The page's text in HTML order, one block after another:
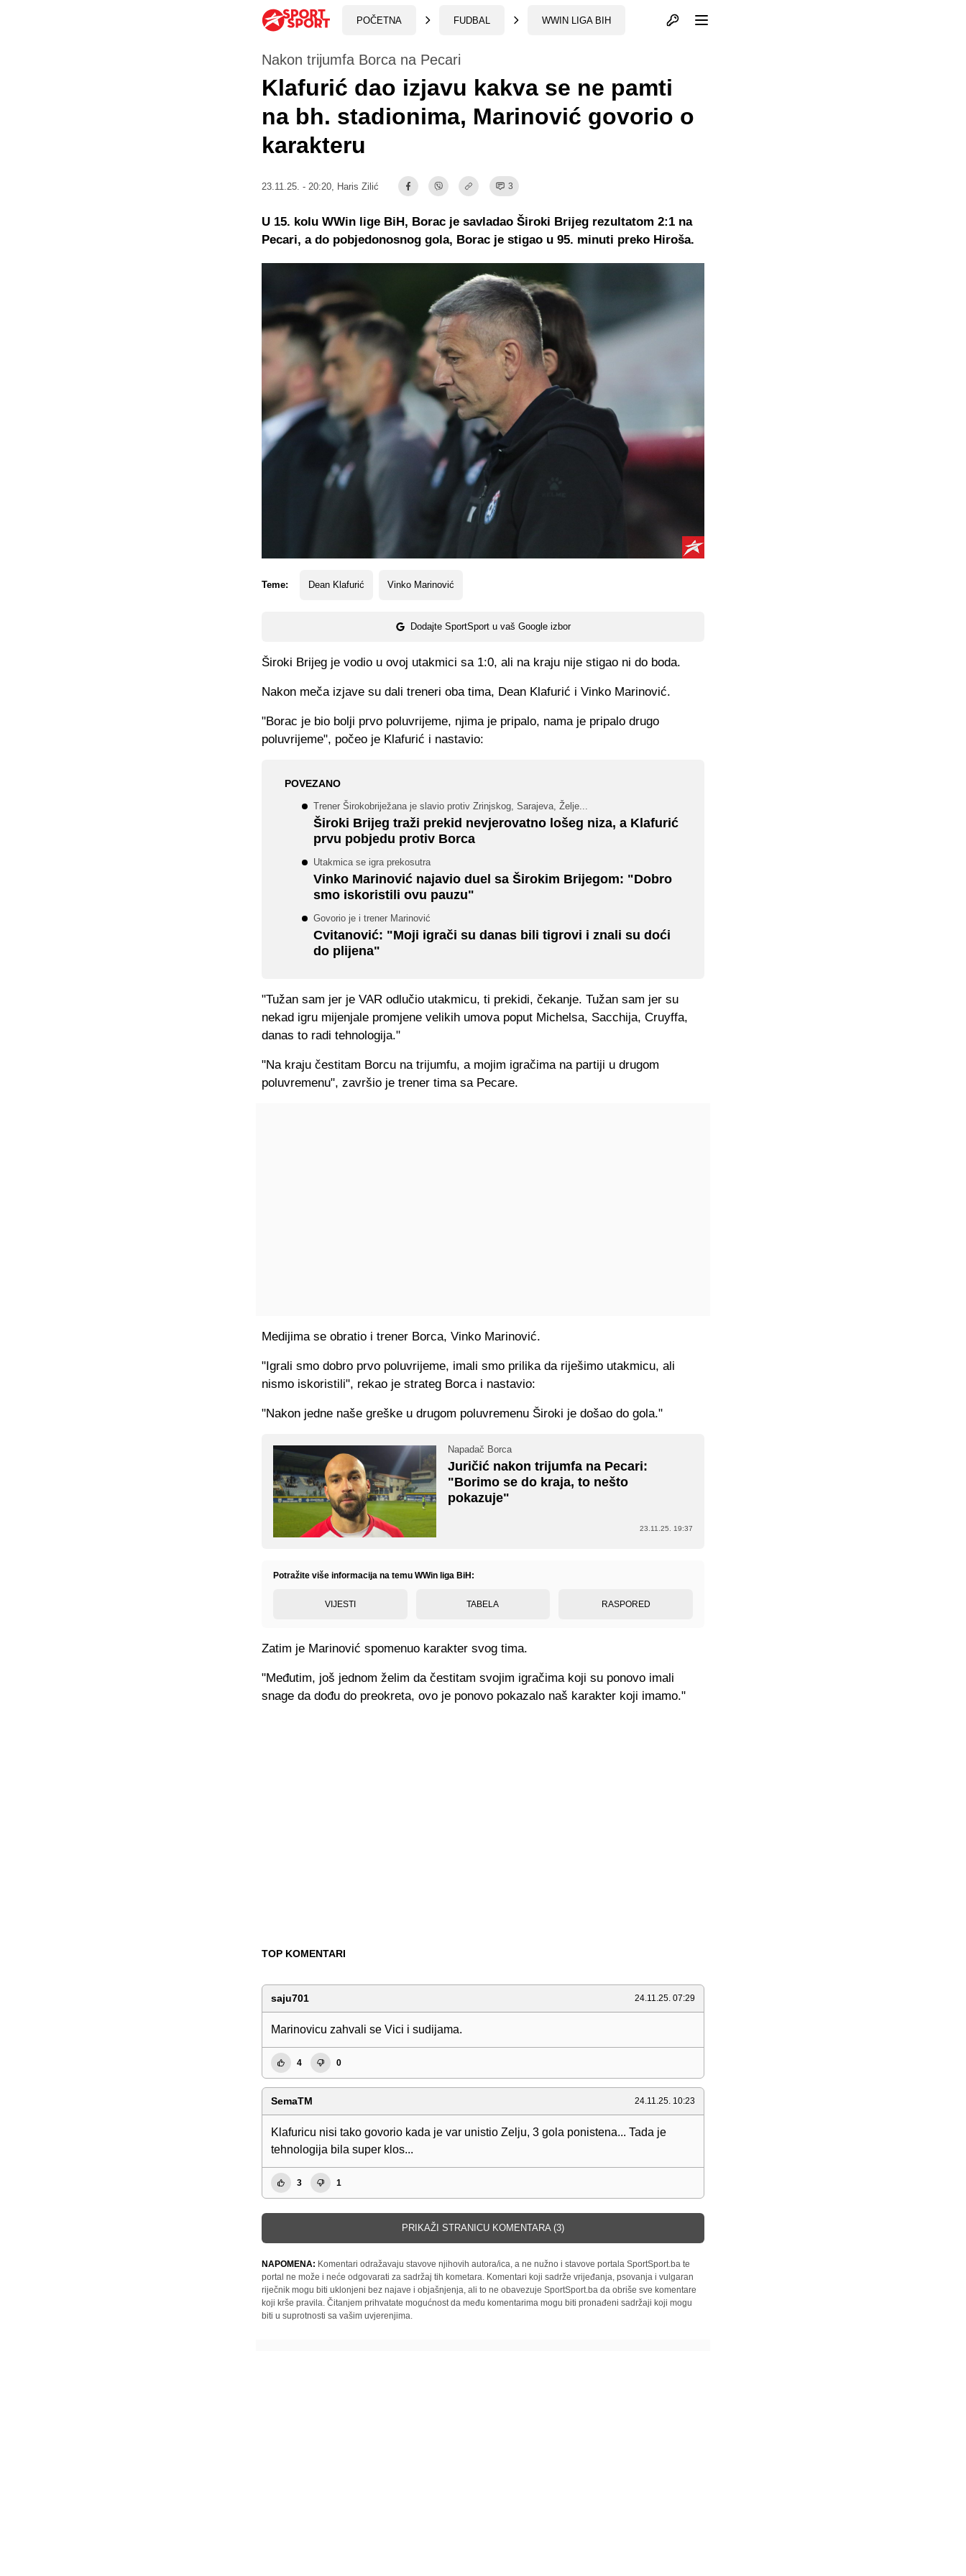
POČETNA FUDBAL WWIN LIGA BIH Otvori profil
Nakon trijumfa Borca na Pecari
Klafurić dao izjavu kakva se ne pamti
na bh. stadionima, Marinović govorio o
karakteru
23.11.25. - 20:20, Haris Zilić 3
Teme: Dean Klafurić Vinko Marinović
Dodajte SportSport u vaš Google izbor
U 15. kolu WWin lige BiH, Borac je savladao Široki Brijeg rezultatom 2:1 na
Pecari, a do pobjedonosnog gola, Borac je stigao u 95. minuti preko Hiroša.
Široki Brijeg je vodio u ovoj utakmici sa 1:0, ali na kraju nije stigao ni do boda.
Nakon meča izjave su dali treneri oba tima, Dean Klafurić i Vinko Marinović.
"Borac je bio bolji prvo poluvrijeme, njima je pripalo, nama je pripalo drugo
poluvrijeme", počeo je Klafurić i nastavio:
POVEZANO
Trener Širokobriježana je slavio protiv Zrinjskog, Sarajeva, Želje...
Široki Brijeg traži prekid nevjerovatno lošeg niza, a Klafurić
prvu pobjedu protiv Borca
Utakmica se igra prekosutra
Vinko Marinović najavio duel sa Širokim Brijegom: "Dobro
smo iskoristili ovu pauzu"
Govorio je i trener Marinović
Cvitanović: "Moji igrači su danas bili tigrovi i znali su doći
do plijena"
"Tužan sam jer je VAR odlučio utakmicu, ti prekidi, čekanje. Tužan sam jer su
nekad igru mijenjale promjene velikih umova poput Michelsa, Sacchija, Cruyffa,
danas to radi tehnologija."
"Na kraju čestitam Borcu na trijumfu, a mojim igračima na partiji u drugom
poluvremenu", završio je trener tima sa Pecare.
Medijima se obratio i trener Borca, Vinko Marinović.
"Igrali smo dobro prvo poluvrijeme, imali smo prilika da riješimo utakmicu, ali
nismo iskoristili", rekao je strateg Borca i nastavio:
"Nakon jedne naše greške u drugom poluvremenu Široki je došao do gola."
Napadač Borca
Juričić nakon trijumfa na Pecari:
"Borimo se do kraja, to nešto
pokazuje"
23.11.25. 19:37
Potražite više informacija na temu WWin liga BiH:
VIJESTI TABELA RASPORED
Zatim je Marinović spomenuo karakter svog tima.
"Međutim, još jednom želim da čestitam svojim igračima koji su ponovo imali
snage da dođu do preokreta, ovo je ponovo pokazalo naš karakter koji imamo."
TOP KOMENTARI
saju701 24.11.25. 07:29
Marinovicu zahvali se Vici i sudijama.
4 0
SemaTM 24.11.25. 10:23
Klafuricu nisi tako govorio kada je var unistio Zelju, 3 gola ponistena... Tada je
tehnologija bila super klos...
3 1
PRIKAŽI STRANICU KOMENTARA (3)
NAPOMENA: Komentari odražavaju stavove njihovih autora/ica, a ne nužno i stavove portala SportSport.ba te
portal ne može i neće odgovarati za sadržaj tih kometara. Komentari koji sadrže vrijeđanja, psovanja i vulgaran
riječnik mogu biti uklonjeni bez najave i objašnjenja, ali to ne obavezuje SportSport.ba da obriše sve komentare
koji krše pravila. Čitanjem prihvatate mogućnost da među komentarima mogu biti pronađeni sadržaji koji mogu
biti u suprotnosti sa vašim uvjerenjima.